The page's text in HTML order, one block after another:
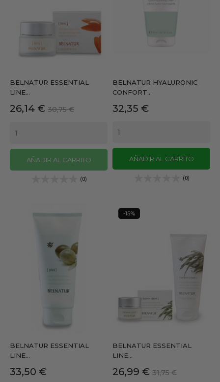
BELNATUR ESSENTIAL
LINE...
Precio
26,14 € Precio
30,75 €
AÑADIR AL CARRITO
(0)
BELNATUR HYALURONIC
CONFORT...
Precio
32,35 €
AÑADIR AL CARRITO
(0)
BELNATUR ESSENTIAL
LINE...
Precio
33,50 €
BELNATUR ESSENTIAL
LINE...
Precio
26,99 € Precio
31,75 €
-15%